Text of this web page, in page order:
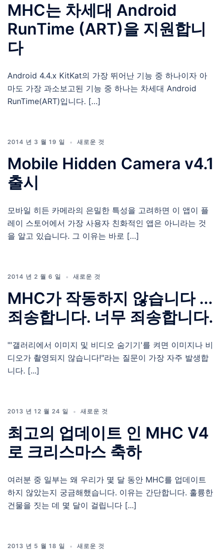
MHC는 차세대 Android
RunTime (ART)을 지원합니
다
Android 4.4.x KitKat의 가장 뛰어난 기능 중 하나이자 아
마도 가장 과소보고된 기능 중 하나는 차세대 Android
RunTime(ART)입니다. […]
2014 년 3 월 19 일 새로운 것
Mobile Hidden Camera v4.1
출시
모바일 히든 카메라의 은밀한 특성을 고려하면 이 앱이 플
레이 스토어에서 가장 사용자 친화적인 앱은 아니라는 것
을 알고 있습니다. 그 이유는 바로 […]
2014 년 2 월 6 일 새로운 것
MHC가 작동하지 않습니다 ...
죄송합니다. 너무 죄송합니다.
"'갤러리에서 이미지 및 비디오 숨기기'를 켜면 이미지나 비
디오가 촬영되지 않습니다!"라는 질문이 가장 자주 발생합
니다. [...]
2013 년 12 월 24 일 새로운 것
최고의 업데이트 인 MHC V4
로 크리스마스 축하
여러분 중 일부는 왜 우리가 몇 달 동안 MHC를 업데이트
하지 않았는지 궁금해했습니다. 이유는 간단합니다. 훌륭한
건물을 짓는 데 몇 달이 걸립니다 [...]
2013 년 5 월 18 일 새로운 것